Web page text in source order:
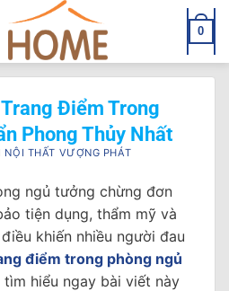
0
Điểm Trong
Phong Thủy Nhất
NỘI THẤT VƯỢNG PHÁT
ngủ tưởng chừng đơn
tiện dụng, thẩm mỹ và
khiến nhiều người đau
điểm trong phòng ngủ
hiểu ngay bài viết này